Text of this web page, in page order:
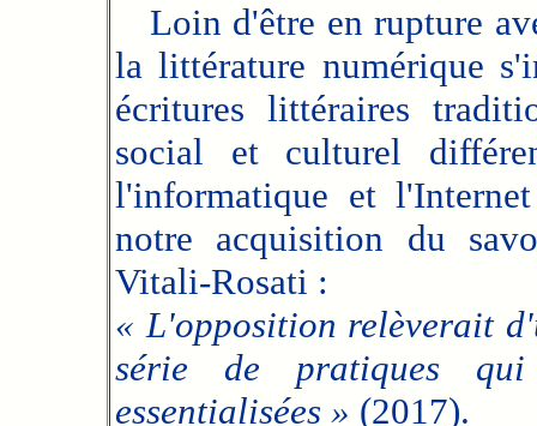
Loin d'être en rupture
la littérature numérique
écritures littéraires
social et culturel
l'informatique et
notre acquisition du
Vitali-Rosati :
« L'opposition relèverait
série de pratiques
essentialisées » (2017).